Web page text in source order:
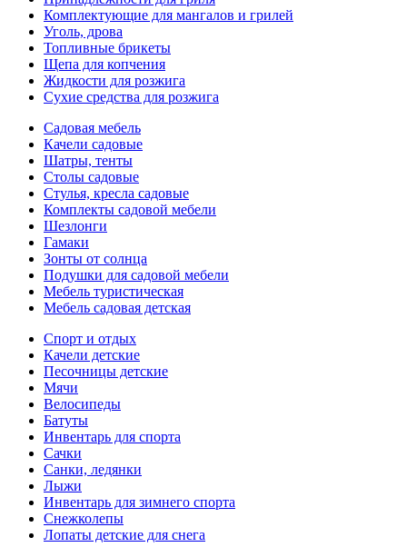
Комплектующие для мангалов и грилей
Уголь, дрова
Топливные брикеты
Щепа для копчения
Жидкости для розжига
Сухие средства для розжига
Садовая мебель
Качели садовые
Шатры, тенты
Столы садовые
Стулья, кресла садовые
Комплекты садовой мебели
Шезлонги
Гамаки
Зонты от солнца
Подушки для садовой мебели
Мебель туристическая
Мебель садовая детская
Спорт и отдых
Качели детские
Песочницы детские
Мячи
Велосипеды
Батуты
Инвентарь для спорта
Сачки
Санки, ледянки
Лыжи
Инвентарь для зимнего спорта
Снежколепы
Лопаты детские для снега